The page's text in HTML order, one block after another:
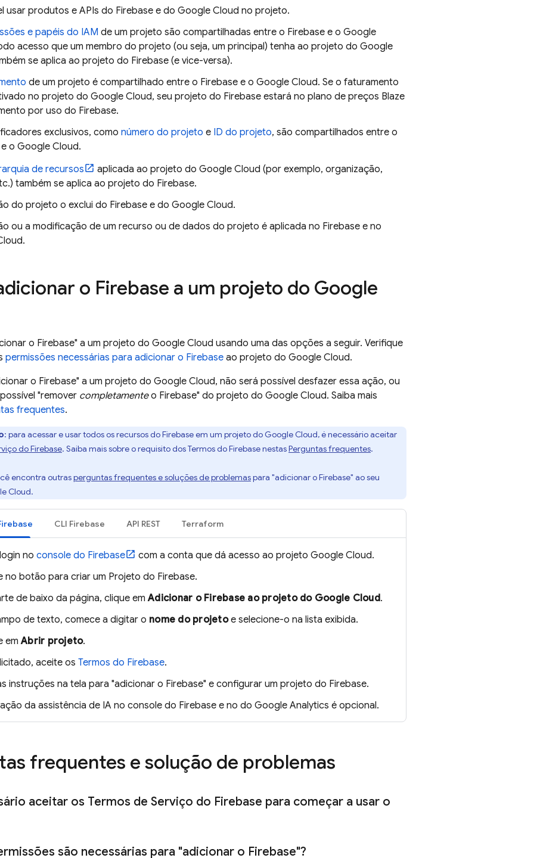
usar produtos e APIs do Firebase e do Google Cloud no projeto.
e papéis do IAM de um projeto são compartilhadas entre o Firebase e o Google
acesso que um membro do projeto (ou seja, um principal) tenha ao projeto do Google
se aplica ao projeto do Firebase (e vice-versa).
de um projeto é compartilhado entre o Firebase e o Google Cloud. Se o faturamento
no projeto do Google Cloud, seu projeto do Firebase estará no plano de preços Blaze
por uso do Firebase.
exclusivos, como número do projeto e ID do projeto, são compartilhados entre o
o Google Cloud.
de recursos aplicada ao projeto do Google Cloud (por exemplo, organização,
também se aplica ao projeto do Firebase.
do projeto o exclui do Firebase e do Google Cloud.
ou a modificação de um recurso ou de dados do projeto é aplicada no Firebase e no
.
o Firebase a um projeto do Google
o Firebase" a um projeto do Google Cloud usando uma das opções a seguir. Verifique
permissões necessárias para adicionar o Firebase ao projeto do Google Cloud.
o Firebase" a um projeto do Google Cloud, não será possível desfazer essa ação, ou
"remover completamenteo Firebase" do projeto do Google Cloud. Saiba mais
frequentes.
: para acessar e usar todos os recursos do Firebase em um projeto do Google Cloud, é necessário aceitar
do Firebase. Saiba mais sobre o requisito dos Termos do Firebase nestasPerguntas frequentes.
encontra outrasperguntas frequentes e soluções de problemaspara "adicionar o Firebase" ao seu
Cloud.
CLI Firebase API REST Terraform
no console do Firebase com a conta que dá acesso ao projeto Google Cloud.
no botão para criar um Projeto do Firebase.
de baixo da página, clique emAdicionar o Firebase ao projeto do Google Cloud.
de texto, comece a digitar o nome do projetoe selecione-o na lista exibida.
emAbrir projeto.
aceite os Termos do Firebase.
instruções na tela para "adicionar o Firebase" e configurar um projeto do Firebase.
da assistência de IA no console do Firebase e no do Google Analytics é opcional.
frequentes e solução de problemas
aceitar os Termos de Serviço do Firebase para começar a usar o
são necessárias para "adicionar o Firebase"?